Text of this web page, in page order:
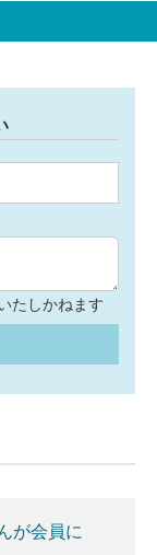
たしかねます
が会員に